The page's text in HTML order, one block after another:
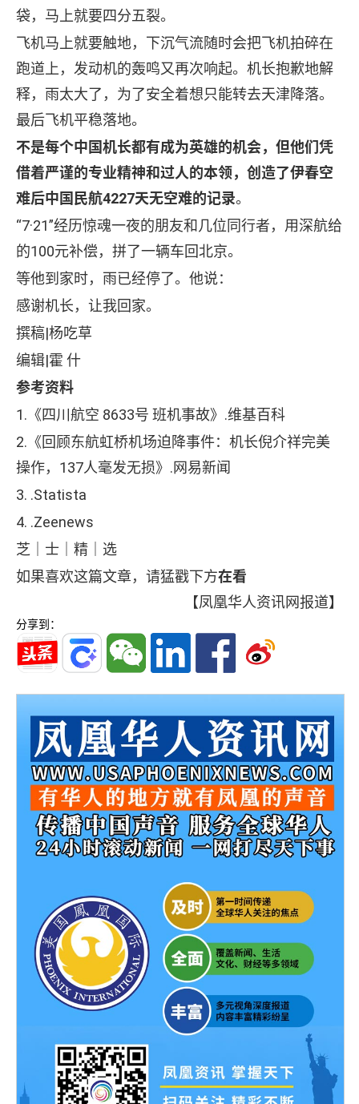
袋，马上就要四分五裂。
飞机马上就要触地，下沉气流随时会把飞机拍碎在
跑道上，发动机的轰鸣又再次响起。机长抱歉地解
释，雨太大了，为了安全着想只能转去天津降落。
最后飞机平稳落地。
不是每个中国机长都有成为英雄的机会，但他们凭
借着严谨的专业精神和过人的本领，创造了伊春空
难后中国民航4227天无空难的记录。
“7·21”经历惊魂一夜的朋友和几位同行者，用深航给
的100元补偿，拼了一辆车回北京。
等他到家时，雨已经停了。他说：
感谢机长，让我回家。
撰稿|杨吃草
编辑|霍 什
参考资料
1.《四川航空 8633号 班机事故》.维基百科
2.《回顾东航虹桥机场迫降事件：机长倪介祥完美
操作，137人毫发无损》.网易新闻
3. .Statista
4. .Zeenews
芝｜士｜精｜选
如果喜欢这篇文章，请猛戳下方在看
【凤凰华人资讯网报道】
分享到：